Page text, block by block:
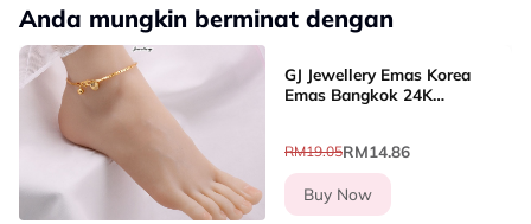
Anda mungkin berminat dengan
GJ Jewellery Emas Korea
Emas Bangkok 24K
(26cm-27cm) GA-8
RM19.05RM14.86
Buy Now